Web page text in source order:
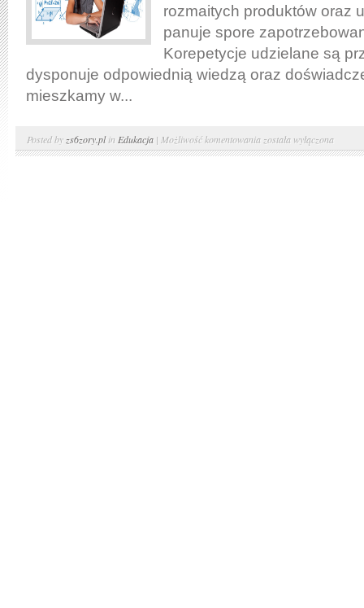
rozmaitych produktów oraz
panuje spore
Korepetycje udzielane są
dysponuje odpowiednią wiedzą oraz
mieszkamy w...
Posted by zs6zory.plin Edukacja | Możliwość komentowania Znajdź
dobrego
została wyłączona